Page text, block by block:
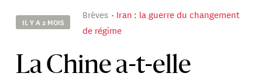
IL Y A 2 MOIS
Brèves
Iran : la guerre du changement
de régime
La Chine a-t-elle